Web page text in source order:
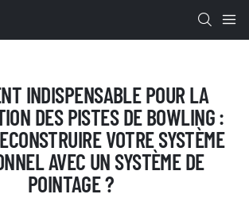
INDISPENSABLE POUR LA
DES PISTES DE BOWLING :
VOTRE SYSTÈME
AVEC UN SYSTÈME DE
POINTAGE ?